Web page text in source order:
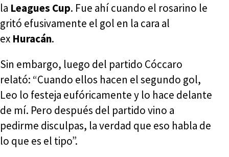
la Leagues Cup. Fue ahí cuando el rosarino le
gritó efusivamente el gol en la cara al
ex Huracán.
Sin embargo, luego del partido Cóccaro
relató: “Cuando ellos hacen el segundo gol,
Leo lo festeja eufóricamente y lo hace delante
de mí. Pero después del partido vino a
pedirme disculpas, la verdad que eso habla de
lo que es el tipo”.